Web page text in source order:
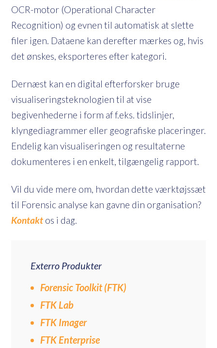
OCR-motor (Operational Character
Recognition) og evnen til automatisk at slette
filer igen. Dataene kan derefter mærkes og, hvis
det ønskes, eksporteres efter kategori.
Dernæst kan en digital efterforsker bruge
visualiseringsteknologien til at vise
begivenhederne i form af f.eks. tidslinjer,
klyngediagrammer eller geografiske placeringer.
Endelig kan visualiseringen og resultaterne
dokumenteres i en enkelt, tilgængelig rapport.
Vil du vide mere om, hvordan dette værktøjssæt
til Forensic analyse kan gavne din organisation?
Kontakt os i dag.
Exterro Produkter
Forensic Toolkit (FTK)
FTK Lab
FTK Imager
FTK Enterprise